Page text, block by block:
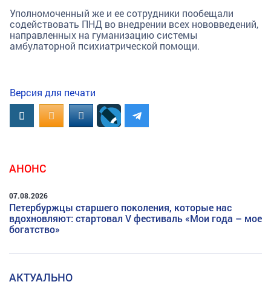
Уполномоченный же и ее сотрудники пообещали
содействовать ПНД во внедрении всех нововведений,
направленных на гуманизацию системы
амбулаторной психиатрической помощи.
Версия для печати
ВконтактеOK.RUMAIL.RU
АНОНС
07.08.2026
Петербуржцы старшего поколения, которые нас
вдохновляют: стартовал V фестиваль «Мои года – мое
богатство»
АКТУАЛЬНО